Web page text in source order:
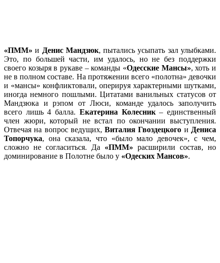
«ПММ» и Денис Мандзюк, пытались усыпать зал улыбками.
Это, по большей части, им удалось, но не без поддержки
своего козыря в рукаве – команды «Одесские Мансы», хоть и
не в полном составе. На протяжении всего «полотна» девочки
и «мансы» конфликтовали, оперируя характерными шутками,
иногда немного пошлыми. Цитатами ванильных статусов от
Мандзюка и рэпом от Люси, команде удалось заполучить
всего лишь 4 балла. Екатерина Колесник– единственный
член жюри, который не встал по окончании выступления.
Отвечая на вопрос ведущих,Виталия Гвоздецкого иДениса
Топорчука, она сказала, что «было мало девочек», с чем,
сложно не согласиться. Да «ПММ» расширили состав, но
доминирование в Полотне было у «Одеских Мансов».